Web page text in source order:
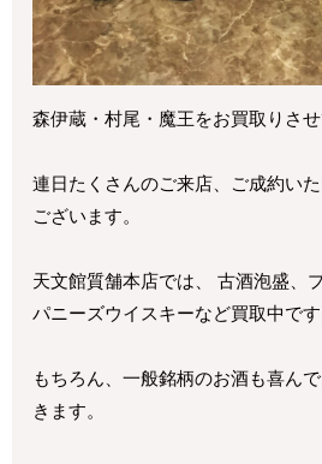
森伊蔵・村尾・魔王をお買取りさ
連日たくさんのご来店、ご成約い
ございます。
天文館質舗本店では、 古酒泡盛、
パニーズウイスキーなど買取中です
もちろん、一般銘柄のお酒も喜ん
きます。